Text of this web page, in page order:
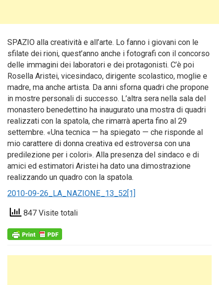
SPAZIO alla creatività e all’arte. Lo fanno i giovani con le
sfilate dei rioni, quest’anno anche i fotografi con il concorso
delle immagini dei laboratori e dei protagonisti. C’è poi
Rosella Aristei, vicesindaco, dirigente scolastico, moglie e
madre, ma anche artista. Da anni sforna quadri che propone
in mostre personali di successo. L’altra sera nella sala del
monastero benedettino ha inaugurato una mostra di quadri
realizzati con la spatola, che rimarrà aperta fino al 29
settembre. «Una tecnica — ha spiegato — che risponde al
mio carattere di donna creativa ed estroversa con una
predilezione per i colori». Alla presenza del sindaco e di
amici ed estimatori Aristei ha dato una dimostrazione
realizzando un quadro con la spatola.
2010-09-26_LA_NAZIONE_13_52[1]
847 Visite totali